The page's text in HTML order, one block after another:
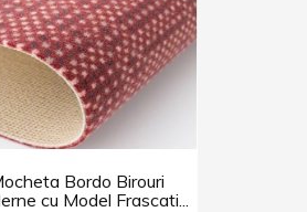
Bordo Birouri
cu Model Frascati...